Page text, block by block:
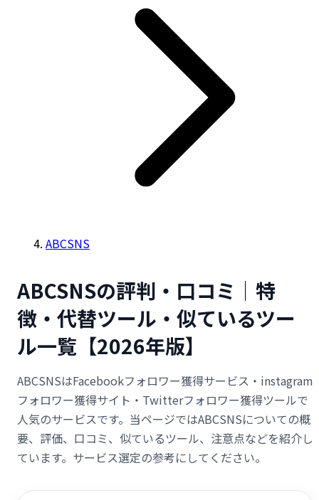
ABCSNS
ABCSNSの評判・口コミ｜特
徴・代替ツール・似ているツー
ル一覧【2026年版】
ABCSNSはFacebookフォロワー獲得サービス・instagram
フォロワー獲得サイト・Twitterフォロワー獲得ツールで
人気のサービスです。当ページではABCSNSについての概
要、評価、口コミ、似ているツール、注意点などを紹介し
ています。サービス選定の参考にしてください。